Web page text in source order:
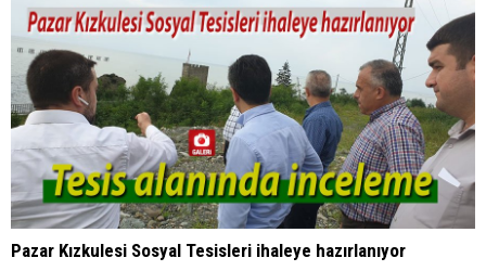
Pazar Kızkulesi Sosyal Tesisleri ihaleye hazırlanıyor